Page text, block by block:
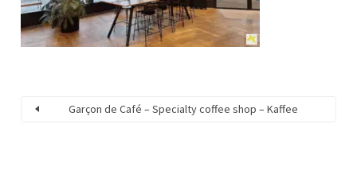
Garçon de Café – Specialty coffee shop – Kaffee